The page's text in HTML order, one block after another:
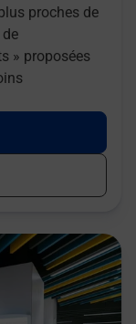
proches de
» proposées